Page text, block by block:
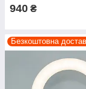
940 ₴
Безкоштовна